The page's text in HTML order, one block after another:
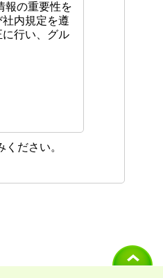
報の重要性を
内規定を遵
行い、グル
ださい。